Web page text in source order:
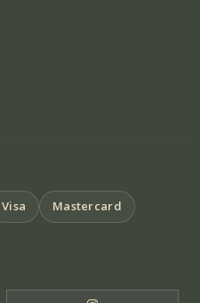
Visa
Mastercard